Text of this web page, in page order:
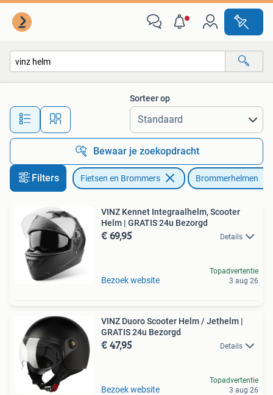
Alle afstanden…
Sorteer op
Bewaar je zoekopdracht
Filters Fietsen en Brommers Brommerhelmen
VINZ Kennet Integraalhelm, Scooter
Helm | GRATIS 24u Bezorgd
€ 69,95 Details
Bezoek website
Topadvertentie
3 aug 26
VINZ Duoro Scooter Helm / Jethelm |
GRATIS 24u Bezorgd
€ 47,95 Details
Bezoek website
Topadvertentie
3 aug 26